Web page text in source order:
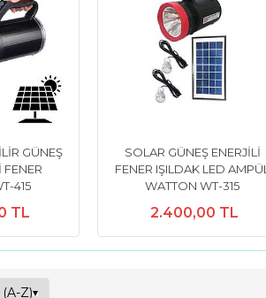
GÜNEŞ
FENER
415
TL
SOLAR GÜNEŞ ENERJİLİ
FENER IŞILDAK LED AMPÜL
WATTON WT-315
2.400,00 TL